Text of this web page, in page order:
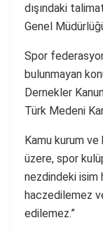
dışındaki
Genel
Spor
bulunmayan
Dernekler
Türk Medeni
Kamu kurum ve
üzere, spor
nezdindeki isim
haczedilemez
edilemez.”